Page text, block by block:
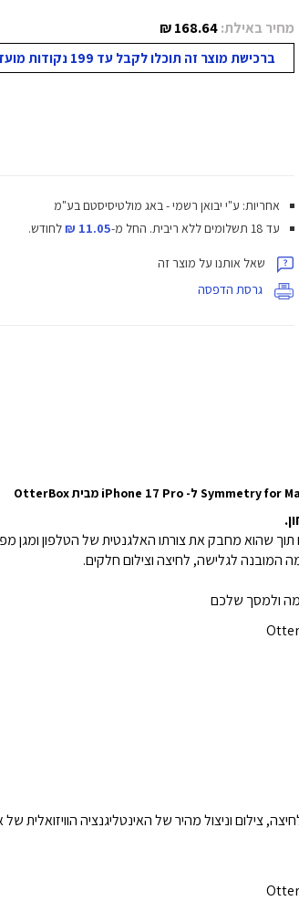
מחיר באילת:168.64 ₪
ברכישת מוצר זה תוכלו לקבל עד 199 נקודות מועדון!
אחריות: ע"י יבואן רשמי - באג מולטיסיסטם בע"מ
עד 18 תשלומים ללא ריבית.
החל מ-11.05 ₪ לחודש.
שאל אותנו על מוצר זה
גרסת הדפסה
המובנה לגלישה, לחיצה וצילום חלקים.
ולמסך שלכם
צילום וניצול מהיר של האינטליגנציה הוויזואלית